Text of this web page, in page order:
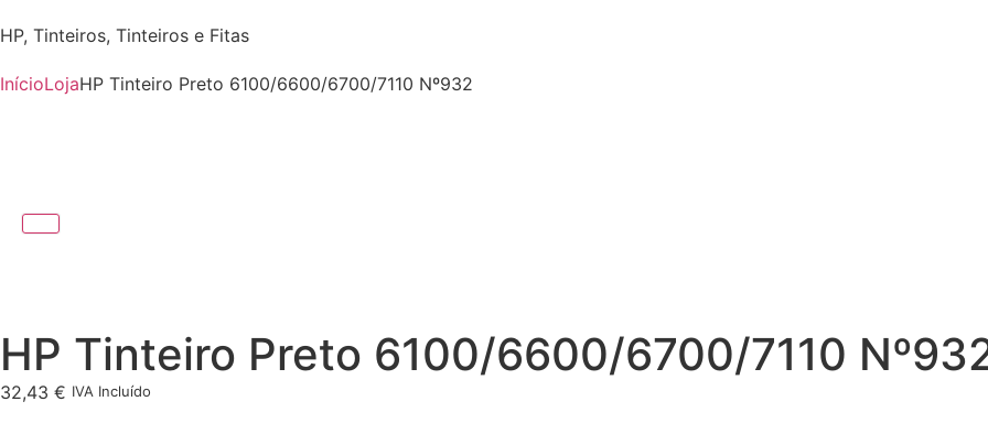
HP, Tinteiros, Tinteiros e Fitas
InícioLojaHP Tinteiro Preto 6100/6600/6700/7110 Nº932
HP Tinteiro Preto 6100/6600/6700/7110
32,43 € IVA Incluído